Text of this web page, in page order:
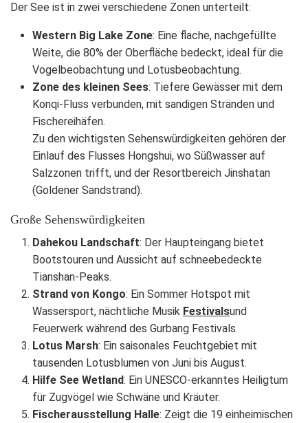
Der See ist in zwei verschiedene Zonen unterteilt:
Western Big Lake Zone: Eine flache, nachgefüllte
Weite, die 80% der Oberfläche bedeckt, ideal für die
Vogelbeobachtung und Lotusbeobachtung.
Zone des kleinen Sees: Tiefere Gewässer mit dem
Konqi-Fluss verbunden, mit sandigen Stränden und
Fischereihäfen.
Zu den wichtigsten Sehenswürdigkeiten gehören der
Einlauf des Flusses Hongshui, wo Süßwasser auf
Salzzonen trifft, und der Resortbereich Jinshatan
(Goldener Sandstrand).
Große Sehenswürdigkeiten
Dahekou Landschaft: Der Haupteingang bietet
Bootstouren und Aussicht auf schneebedeckte
Tianshan-Peaks.
Strand von Kongo: Ein Sommer Hotspot mit
Wassersport, nächtliche Musik Festivalsund
Feuerwerk während des Gurbang Festivals.
Lotus Marsh: Ein saisonales Feuchtgebiet mit
tausenden Lotusblumen von Juni bis August.
Hilfe See Wetland: Ein UNESCO-erkanntes Heiligtum
für Zugvögel wie Schwäne und Kräuter.
Fischerausstellung Halle: Zeigt die 19 einheimischen